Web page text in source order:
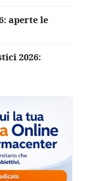
aperte le
2026: